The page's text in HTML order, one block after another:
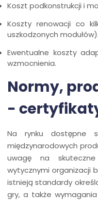
Koszt podkonstrukcji i
Koszty renowacji co
uszkodzonych modułów).
Ewentualne koszty
wzmocnienia.
Normy,
-
Na rynku dostępne
międzynarodowych
uwagę na
wytycznymi organizacji
istnieją standardy
gry, a także